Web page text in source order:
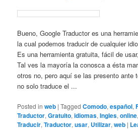
Bueno, Google Traductor es una
la cual podemos traducir de cualquier
Es una herramienta gratuita, fácil de
Tal ves la mayoría la conosca a ésta
otros no, pero aquí se las presento ante
no solo traduce el ...
Posted in web |Tagged Comodo,español,
Traductor,Gratuito,idiomas,Ingles,online,
Traducir,Traductor,usar, Utilizar,web |